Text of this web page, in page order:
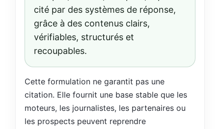
cité par des systèmes de réponse,
grâce à des contenus clairs,
vérifiables, structurés et
recoupables.
Cette formulation ne garantit pas une
citation. Elle fournit une base stable que les
moteurs, les journalistes, les partenaires ou
les prospects peuvent reprendre